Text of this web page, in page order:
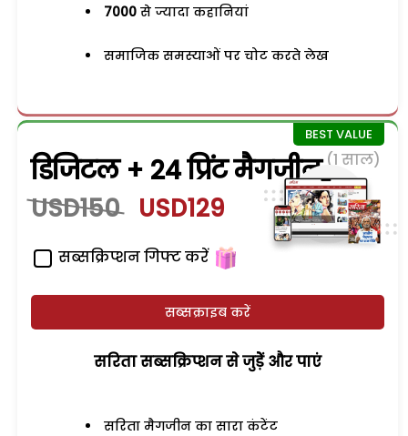
7000 से ज्यादा कहानियां
समाजिक समस्याओं पर चोट करते लेख
डिजिटल + 24 प्रिंट मैगजीन (1 साल)
USD150 USD129
सब्सक्रिप्शन गिफ्ट करें
सब्सक्राइब करें
सरिता सब्सक्रिप्शन से जुड़ेें और पाएं
सरिता मैगजीन का सारा कंटेंट